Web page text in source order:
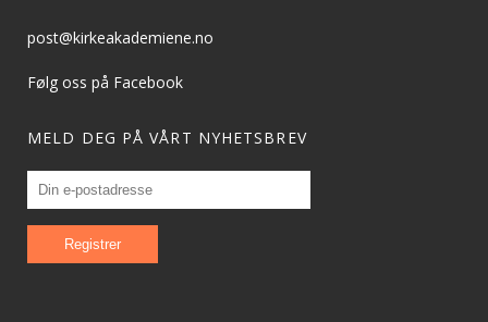
post@kirkeakademiene.no
Følg oss på Facebook
MELD DEG PÅ VÅRT NYHETSBREV